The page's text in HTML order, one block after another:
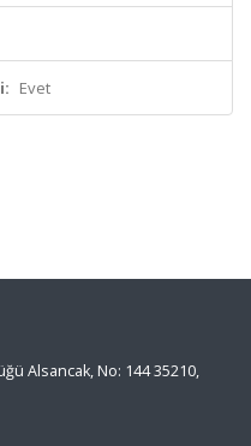
Evet
Alsancak, No: 144 35210,